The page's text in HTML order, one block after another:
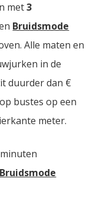
met3
Bruidsmode
Alle maten en
in de
duurder dan €
bustes op een
meter.
Bruidsmode